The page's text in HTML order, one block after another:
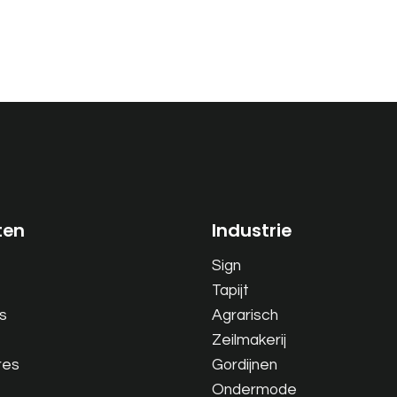
Industrie
Sign
Tapijt
Agrarisch
Zeilmakerij
Gordijnen
Ondermode